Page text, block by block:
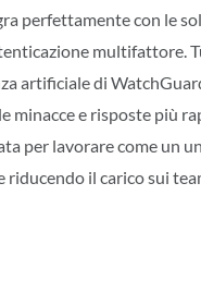
perfettamente con le
multifattore.
artificiale di
e risposte più
per lavorare come un
il carico sui